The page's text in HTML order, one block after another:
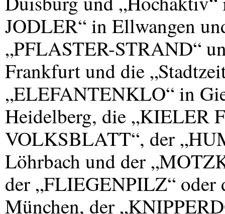
JODLER“ in Ellwangen
„PFLASTER-STRAND“
Frankfurt und die
„ELEFANTENKLO“ in
Heidelberg, die „KIELER
VOLKSBLATT“, der
Löhrbach und der
der „FLIEGENPILZ“ oder
München, der